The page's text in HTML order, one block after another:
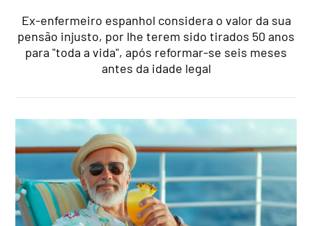
Ex-enfermeiro espanhol considera o valor da sua
pensão injusto, por lhe terem sido tirados 50 anos
para "toda a vida", após reformar-se seis meses
antes da idade legal